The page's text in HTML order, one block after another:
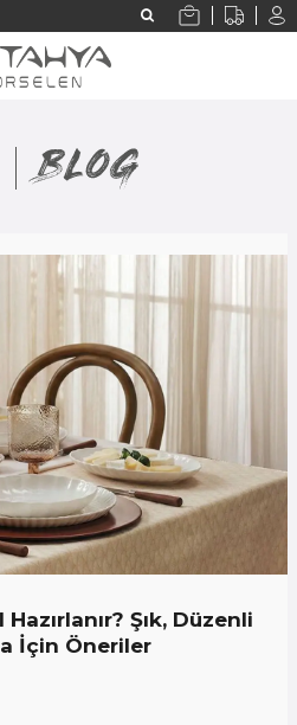
Şık, Düzenli
İçin Öneriler